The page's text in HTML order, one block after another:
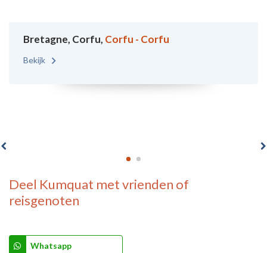
Bretagne, Corfu, Corfu - Corfu
Bekijk
Deel Kumquat met vrienden of
reisgenoten
Whatsapp